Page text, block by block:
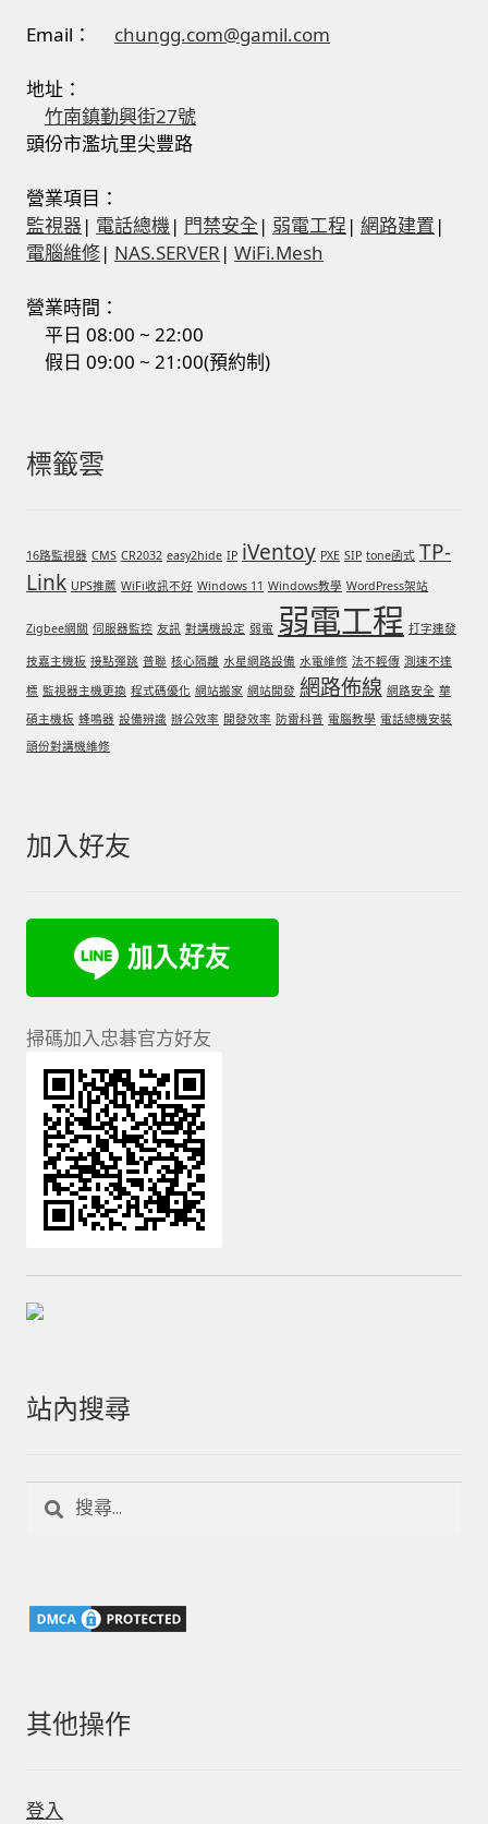
Email： chungg.com@gamil.com
地址：
竹南鎮勤興街27號
頭份市濫坑里尖豐路
營業項目：
監視器| 電話總機| 門禁安全 | 弱電工程 |網路建置 |
電腦維修| NAS.SERVER |WiFi.Mesh
營業時間：
平日 08:00 ~ 22:00
假日 09:00 ~ 21:00(預約制)
標籤雲
16路監視器 CMS CR2032 easy2hide IP iVentoy PXE SIP tone函式 TP-
Link UPS推薦 WiFi收訊不好 Windows 11 Windows教學 WordPress架站
Zigbee網關 伺服器監控 友訊 對講機設定 弱電 弱電工程 打字連發
技嘉主機板 接點彈跳 普聯 核心隔離 水星網路設備 水電維修 法不輕傳 測速不達
標 監視器主機更換 程式碼優化 網站搬家 網站開發 網路佈線 網路安全 華
碩主機板 蜂鳴器 設備辨識 辦公效率 開發效率 防雷科普 電腦教學 電話總機安裝
頭份對講機維修
加入好友
掃碼加入忠碁官方好友
站內搜尋
字:
其他操作
登入